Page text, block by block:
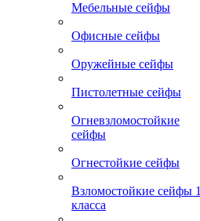
Мебельные сейфы
Офисные сейфы
Оружейные сейфы
Пистолетные сейфы
Огневзломостойкие
сейфы
Огнестойкие сейфы
Взломостойкие сейфы 1
класса